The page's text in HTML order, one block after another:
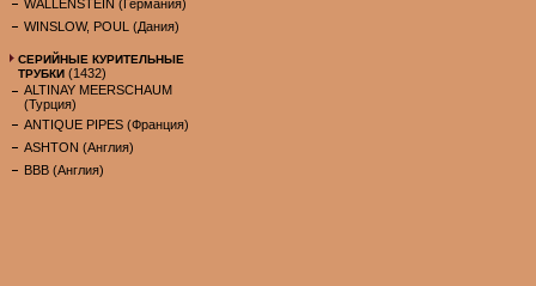
WALLENSTEIN (Германия)
WINSLOW, POUL (Дания)
СЕРИЙНЫЕ КУРИТЕЛЬНЫЕ
ТРУБКИ (1432)
ALTINAY MEERSCHAUM
(Турция)
ANTIQUE PIPES (Франция)
ASHTON (Англия)
BBB (Англия)